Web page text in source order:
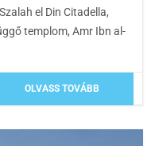
el Din Citadella,
templom, Amr Ibn al-
OLVASS TOVÁBB